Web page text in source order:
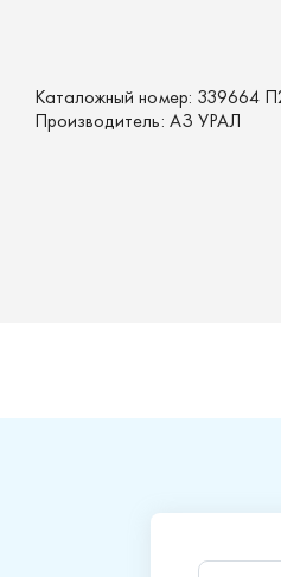
Каталожный номер: 339664
Производитель: АЗ УРАЛ